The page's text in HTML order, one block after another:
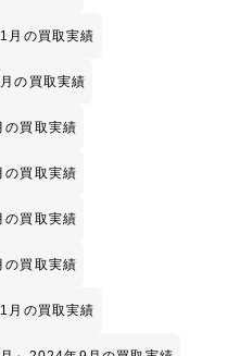
月の買取実績
の買取実績
買取実績
買取実績
買取実績
買取実績
月の買取実績